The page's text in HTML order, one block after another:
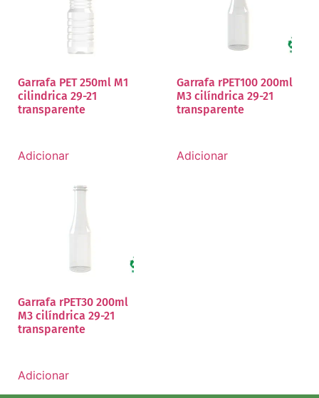
Garrafa PET 250ml M1
cilindrica 29-21
transparente
Adicionar
Garrafa rPET100 200ml
M3 cilíndrica 29-21
transparente
Adicionar
Garrafa rPET30 200ml
M3 cilíndrica 29-21
transparente
Adicionar